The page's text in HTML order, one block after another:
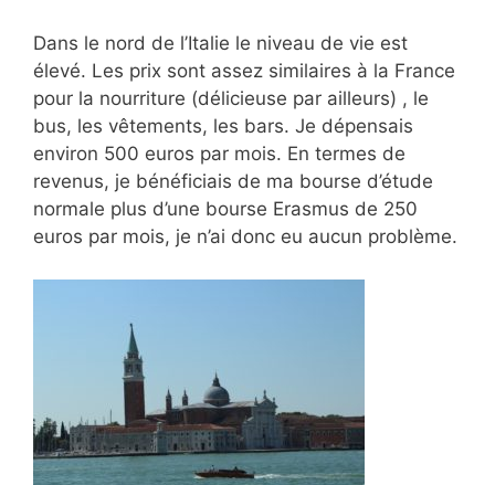
Dans le nord de l’Italie le niveau de vie est
élevé. Les prix sont assez similaires à la France
pour la nourriture (délicieuse par ailleurs) , le
bus, les vêtements, les bars. Je dépensais
environ 500 euros par mois. En termes de
revenus, je bénéficiais de ma bourse d’étude
normale plus d’une bourse Erasmus de 250
euros par mois, je n’ai donc eu aucun problème.